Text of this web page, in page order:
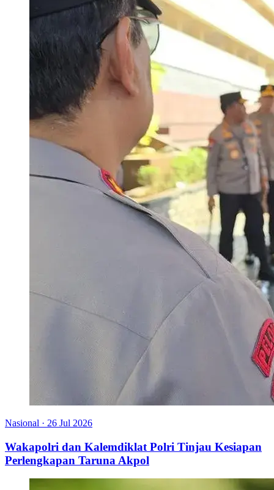
Nasional · 26 Jul 2026
Wakapolri dan Kalemdiklat Polri Tinjau Kesiapan
Perlengkapan Taruna Akpol